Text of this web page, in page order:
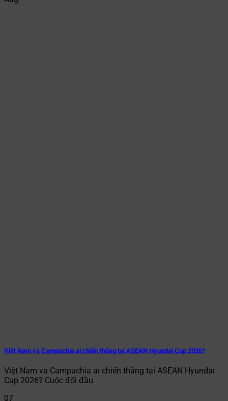
Việt Nam và Campuchia ai chiến thắng tại ASEAN Hyundai Cup 2026?
Việt Nam và Campuchia ai chiến thắng tại ASEAN Hyundai
Cup 2026? Cuộc đối đầu
07